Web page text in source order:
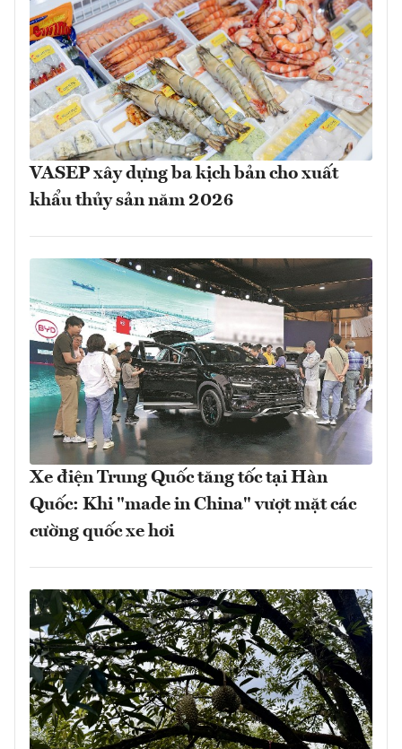
VASEP xây dựng ba kịch bản cho xuất
khẩu thủy sản năm 2026
Xe điện Trung Quốc tăng tốc tại Hàn
Quốc: Khi "made in China" vượt mặt các
cường quốc xe hơi